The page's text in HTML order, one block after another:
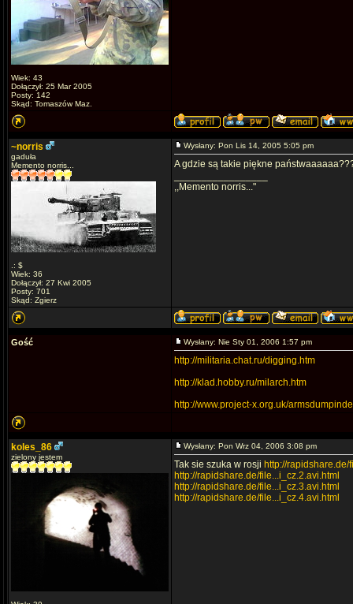
Wiek: 43
Dołączył: 25 Mar 2005
Posty: 142
Skąd: Tomaszów Maz.
~norris
gaduła
Memento norris...
.: $
Wiek: 36
Dołączył: 27 Kwi 2005
Posty: 701
Skąd: Zgierz
Wysłany: Pon Lis 14, 2005 5:05 pm
A gdzie są takie piękne
,,Memento norris..."
Gość Wysłany: Nie Sty 01, 2006 1:57 pm
http://militaria.chat.ru/digging.htm
http://klad.hobby.ru/milarch.htm
http://www.project-x.org.uk/
koles_86
zielony jestem
Wysłany: Pon Wrz 04, 2006 3:08 pm
Tak sie szuka w rosji http://
http://rapidshare.de/file...i_cz.2.avi.html
http://rapidshare.de/file...i_cz.3.avi.html
http://rapidshare.de/file...i_cz.4.avi.html